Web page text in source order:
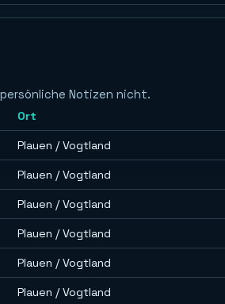
Notizen nicht.
Ort
Plauen / Vogtland
Plauen / Vogtland
Plauen / Vogtland
Plauen / Vogtland
Plauen / Vogtland
Plauen / Vogtland